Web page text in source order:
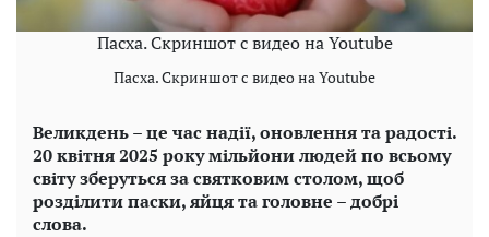
Пасха. Скриншот с видео на Youtube
Пасха. Скриншот с видео на Youtube
Великдень – це час надії, оновлення та радості.
20 квітня 2025 року мільйони людей по всьому
світу зберуться за святковим столом, щоб
розділити паски, яйця та головне – добрі
слова.